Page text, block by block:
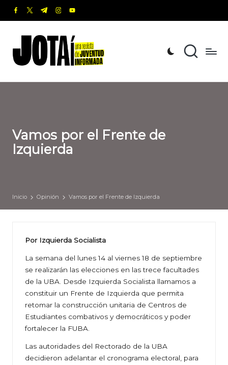
Saltar
contenido
facebook.com
twitter.com
t.me instagram.com
youtube.com
o
t
revista
de
Informada
Vamos por el Frente de
Izquierda
Inicio Opinión Vamos por el Frente de Izquierda
Por Izquierda Socialista
La semana del lunes 14 al viernes 18 de septiembre
se realizarán las elecciones en las trece facultades
de la UBA. Desde Izquierda Socialista llamamos a
constituir un Frente de Izquierda que permita
retomar la construcción unitaria de Centros de
Estudiantes combativos y democráticos y poder
fortalecer la FUBA.
Las autoridades del Rectorado de la UBA
decidieron adelantar el cronograma electoral, para